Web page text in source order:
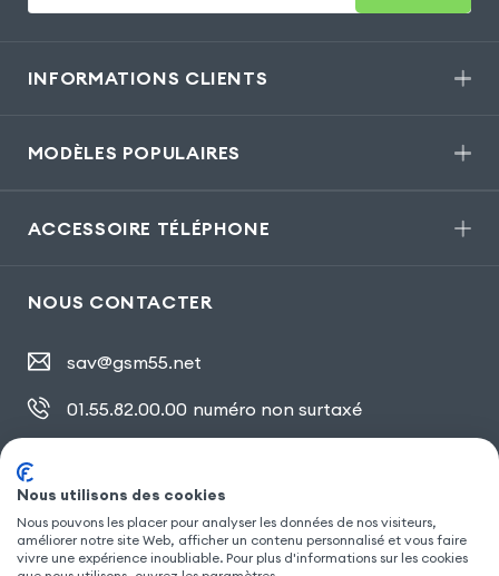
INFORMATIONS CLIENTS
MODÈLES POPULAIRES
ACCESSOIRE TÉLÉPHONE
NOUS CONTACTER
sav@gsm55.net
01.55.82.00.00 numéro non surtaxé
SUIVEZ NOUS
Nous utilisons des cookies
Nous pouvons les placer pour analyser les données de nos visiteurs,
améliorer notre site Web, afficher un contenu personnalisé et vous faire
vivre une expérience inoubliable. Pour plus d'informations sur les cookies